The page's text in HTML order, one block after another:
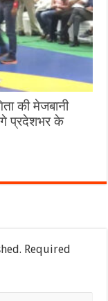
की मेजबानी
प्रदेशभर के
Required